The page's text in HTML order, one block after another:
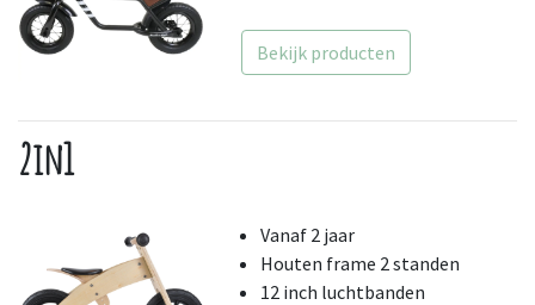
Bekijk producten
2in1
Vanaf 2 jaar
Houten frame 2 standen
12 inch luchtbanden